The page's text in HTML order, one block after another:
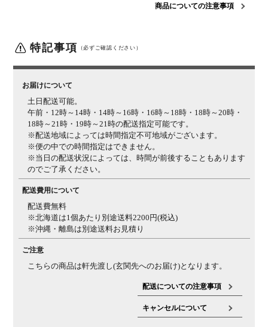
ご用意ください。 ・形状やサイズ、色、風合いに個体差
材の特性上コットンの殻が製品に付着している場合がご
ざいます。手触りおよび安全性に問題はございませ
い｡
・汚れた場合は中性洗剤を用い部分洗いしてくださ
い。・タンブラー乾燥は避け、形を整えて干してくださ
い。
・ドライクリーニング、アイロンは避けてくださ
い。
商品についての注意事項
特記事項 （必ずご確認ください）
お届けについて
土日配送可能。
午前・12時～14時・14時～16時・16時～18時・18時～20時・
18時～21時・19時～21時の配送指定可能です。
※配送地域によっては時間指定不可地域がございます。
※便の中での時間指定はできません。
※当日の配送状況によっては、時間が前後することもあります
のでご了承ください。
配送費用について
配送費無料
※北海道は1個あたり別途送料2200円(税込)
※沖縄・離島は別途送料お見積り
ご注意
こちらの商品は軒先渡し(玄関先へのお届け)となります。
配送についての注意事項
キャンセルについて